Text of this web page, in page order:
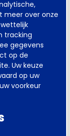
meer over onze
wettelijk
tracking
gegevens
op de
Uw keuze
op uw
voorkeur